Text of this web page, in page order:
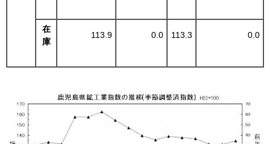
在
庫
113.9 0.0 113.3 0.0